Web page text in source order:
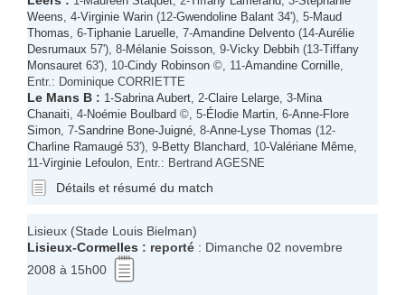
Weens , 4-Virginie Warin (12-Gwendoline Balant 34'), 5-Maud
Thomas , 6-Tiphanie Laruelle , 7-Amandine Delvento (14-Aurélie
Desrumaux 57'), 8-Mélanie Soisson , 9-Vicky Debbih (13-Tiffany
Monsauret 63'), 10-Cindy Robinson ©, 11-Amandine Cornille
Entr.: Dominique CORRIETTE
Le Mans B : 1-Sabrina Aubert , 2-Claire Lelarge , 3-Mina
Chanaiti , 4-Noémie Boulbard ©, 5-Élodie Martin , 6-Anne-Flore
Simon , 7-Sandrine Bone-Juigné , 8-Anne-Lyse Thomas (12-
Charline Ramaugé 53'), 9-Betty Blanchard , 10-Valériane Même
11-Virginie Lefoulon , Entr.: Bertrand AGESNE
Détails et résumé du match
Lisieux (Stade Louis Bielman)
Lisieux-Cormelles : reporté : Dimanche 02 novembre
2008 à 15h00